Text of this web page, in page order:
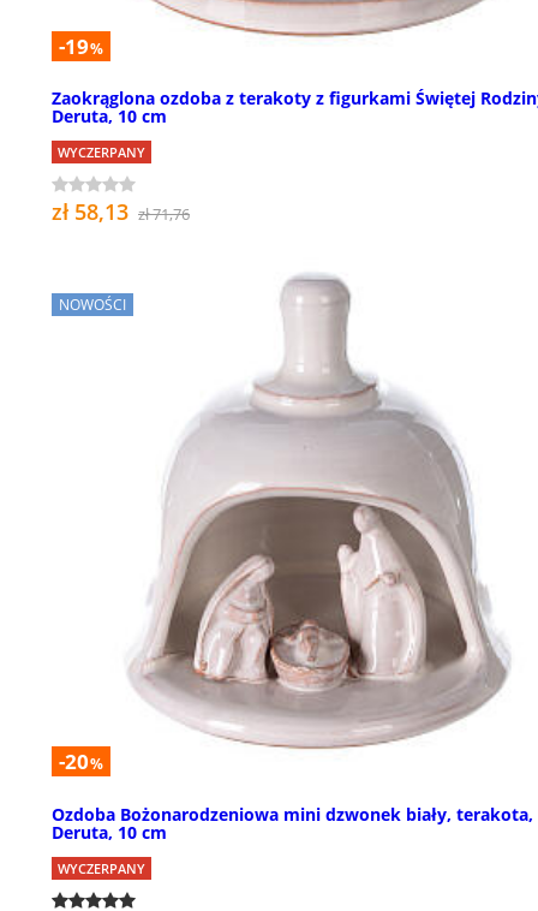
-19%
Zaokrąglona ozdoba z terakoty z figurkami Świętej
Deruta, 10 cm
WYCZERPANY
zł 58,13 zł 71,76
NOWOŚCI
-20%
Ozdoba Bożonarodzeniowa mini dzwonek biały, terakota,
Deruta, 10 cm
WYCZERPANY